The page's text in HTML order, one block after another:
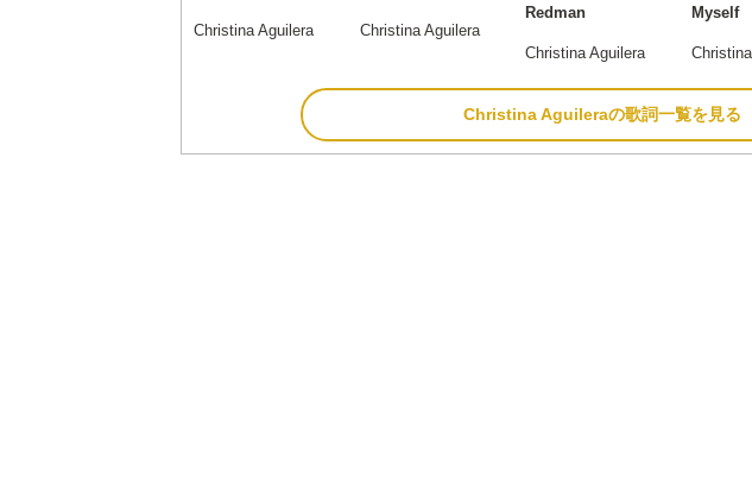
Christina Aguilera Christina Aguilera
Redman
Christina Aguilera
Myself
Christina Aguileraの歌詞一覧を見る